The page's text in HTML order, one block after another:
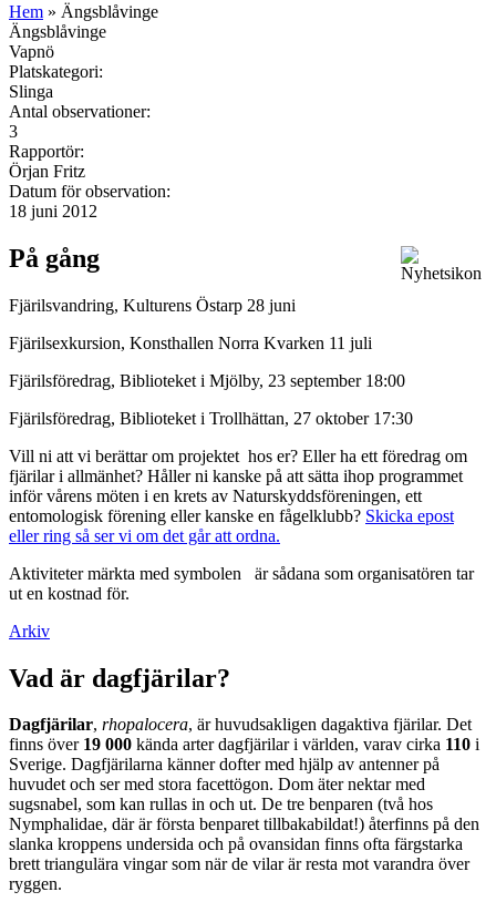
Hem » Ängsblåvinge
Ängsblåvinge
Vapnö
Platskategori:
Slinga
Antal observationer:
3
Rapportör:
Örjan Fritz
Datum för observation:
18 juni 2012
På gång
Fjärilsvandring, Kulturens Östarp 28 juni
Fjärilsexkursion, Konsthallen Norra Kvarken 11 juli
Fjärilsföredrag, Biblioteket i Mjölby, 23 september 18:00
Fjärilsföredrag, Biblioteket i Trollhättan, 27 oktober 17:30
Vill ni att vi berättar om projektet hos er? Eller ha ett föredrag om
fjärilar i allmänhet? Håller ni kanske på att sätta ihop programmet
inför vårens möten i en krets av Naturskyddsföreningen, ett
entomologisk förening eller kanske en fågelklubb? Skicka epost
eller ring så ser vi om det går att ordna.
Aktiviteter märkta med symbolen
är sådana som organisatören tar
ut en kostnad för.
Arkiv
Vad är dagfjärilar?
Dagfjärilar, rhopalocera, är huvudsakligen dagaktiva fjärilar. Det
finns över 19 000 kända arter dagfjärilar i världen, varav cirka 110 i
Sverige. Dagfjärilarna känner dofter med hjälp av antenner på
huvudet och ser med stora facettögon. Dom äter nektar med
sugsnabel, som kan rullas in och ut. De tre benparen (två hos
Nymphalidae, där är första benparet tillbakabildat!) återfinns på den
slanka kroppens undersida och på ovansidan finns ofta färgstarka
brett triangulära vingar som när de vilar är resta mot varandra över
ryggen.